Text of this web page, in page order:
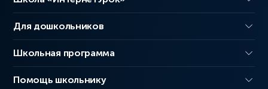
Для дошкольников
Школьная программа
Помощь школьнику